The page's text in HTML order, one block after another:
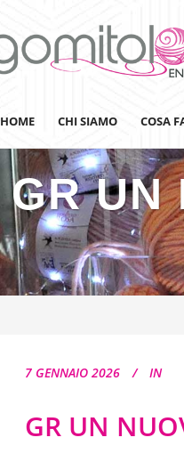
HOME CHI SIAMO COSA
GR UN
7 GENNAIO 2026 IN
GR UN